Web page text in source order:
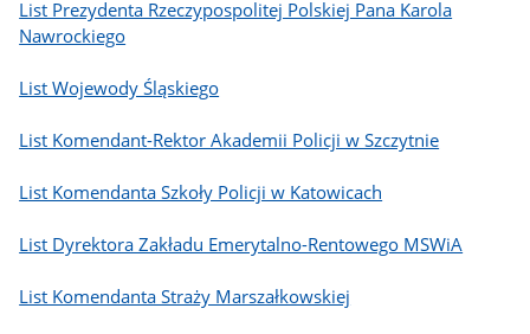
List Prezydenta Rzeczypospolitej Polskiej Pana Karola
Nawrockiego
List Wojewody Śląskiego
List Komendant-Rektor Akademii Policji w Szczytnie
List Komendanta Szkoły Policji w Katowicach
List Dyrektora Zakładu Emerytalno-Rentowego MSWiA
List Komendanta Straży Marszałkowskiej